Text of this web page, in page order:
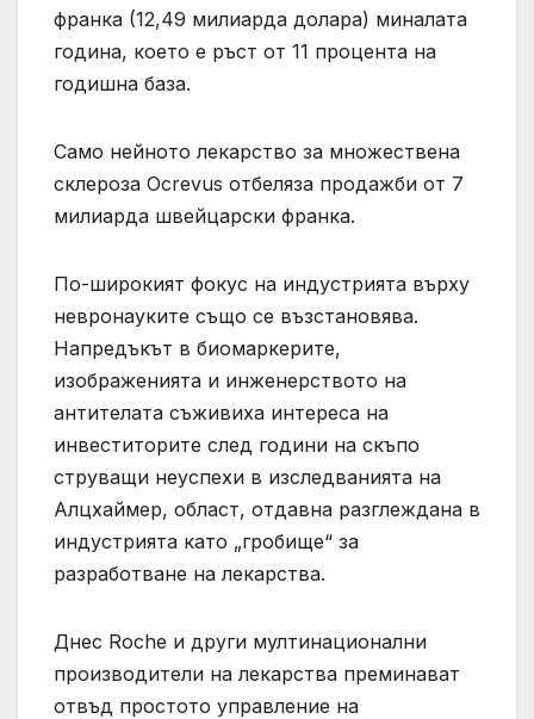
франка (12,49 милиарда долара) миналата
година, което е ръст от 11 процента на
годишна база.
Само нейното лекарство за множествена
склероза Ocrevus отбеляза продажби от 7
милиарда швейцарски франка.
По-широкият фокус на индустрията върху
невронауките също се възстановява.
Напредъкът в биомаркерите,
изображенията и инженерството на
антителата съживиха интереса на
инвеститорите след години на скъпо
струващи неуспехи в изследванията на
Алцхаймер, област, отдавна разглеждана в
индустрията като „гробище“ за
разработване на лекарства.
Днес Roche и други мултинационални
производители на лекарства преминават
отвъд простото управление на